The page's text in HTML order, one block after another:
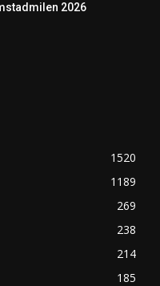
2026
1520
1189
269
238
214
185